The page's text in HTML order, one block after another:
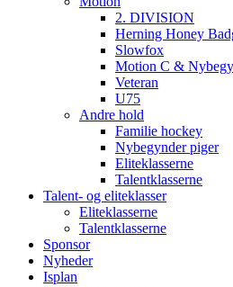
2. DIVISION
Herning Honey
Slowfox
Motion C &
Veteran
U75
Andre hold
Familie hockey
Nybegynder piger
Eliteklasserne
Talentklasserne
Talent- og eliteklasser
Eliteklasserne
Talentklasserne
Sponsor
Nyheder
Isplan